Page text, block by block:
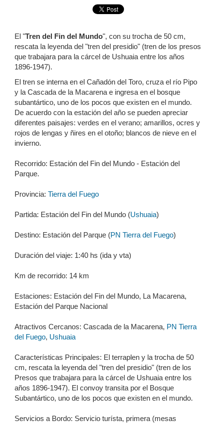
El "Tren del Fin del Mundo", con su trocha de 50 cm,
rescata la leyenda del "tren del presidio" (tren de los presos
que trabajara para la cárcel de Ushuaia entre los años
1896-1947).
El tren se interna en el Cañadón del Toro, cruza el río Pipo
y la Cascada de la Macarena e ingresa en el bosque
subantártico, uno de los pocos que existen en el mundo.
De acuerdo con la estación del año se pueden apreciar
diferentes paisajes: verdes en el verano; amarillos, ocres y
rojos de lengas y ñires en el otoño; blancos de nieve en el
invierno.
Recorrido: Estación del Fin del Mundo - Estación del
Parque.
Provincia: Tierra del Fuego
Partida: Estación del Fin del Mundo (Ushuaia)
Destino: Estación del Parque (PN Tierra del Fuego)
Duración del viaje: 1:40 hs (ida y vta)
Km de recorrido: 14 km
Estaciones: Estación del Fin del Mundo, La Macarena,
Estación del Parque Nacional
Atractivos Cercanos: Cascada de la Macarena, PN Tierra
del Fuego, Ushuaia
Características Principales: El terraplen y la trocha de 50
cm, rescata la leyenda del "tren del presidio" (tren de los
Presos que trabajara para la cárcel de Ushuaia entre los
años 1896-1947). El convoy transita por el Bosque
Subantártico, uno de los pocos que existen en el mundo.
Servicios a Bordo: Servicio turísta, primera (mesas